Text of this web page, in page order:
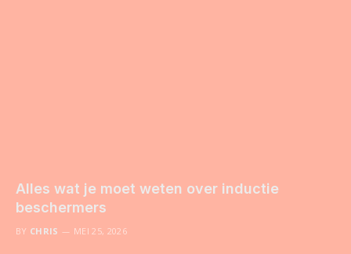
Alles wat je moet weten over inductie
beschermers
BY CHRIS MEI 25, 2026